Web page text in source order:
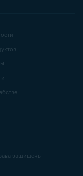
защищены.